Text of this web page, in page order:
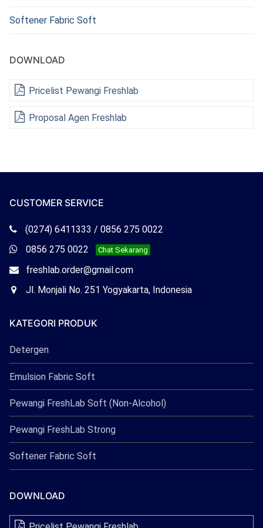
Softener Fabric Soft
DOWNLOAD
Pricelist Pewangi Freshlab
Proposal Agen Freshlab
CUSTOMER SERVICE
Telepon
Freshlab
(0274) 6411333 / 0856 275 0022
Whatsapp
Freshlab
0856 275 0022 Chat Sekarang
Email
Freshlab
freshlab.order@gmail.com
OfficeJl. Monjali No. 251 Yogyakarta, Indonesia
KATEGORI PRODUK
Detergen
Emulsion Fabric Soft
Pewangi FreshLab Soft (Non-Alcohol)
Pewangi FreshLab Strong
Softener Fabric Soft
DOWNLOAD